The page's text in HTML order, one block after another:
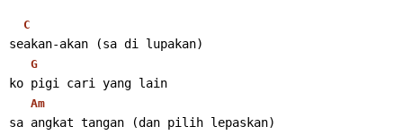
C
seakan-akan (sa di lupakan)
G
ko pigi cari yang lain
Am
sa angkat tangan (dan pilih lepaskan)